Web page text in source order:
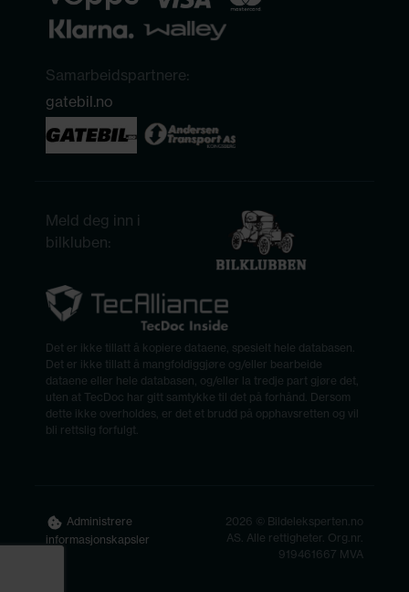
Samarbeidspartnere:
gatebil.no
Meld deg inn i
bilkluben:
Det er ikke tillatt å kopiere dataene, spesielt hele databasen.
Det er ikke tillatt å mangfoldiggjøre og/eller bearbeide
dataene eller hele databasen, og/eller la tredje part gjøre det,
uten at TecDoc har gitt samtykke til det på forhånd. Dersom
dette ikke overholdes, er det et brudd på opphavsretten og vil
bli rettslig forfulgt.
Administrere
informasjonskapsler
2026 © Bildeleksperten.no
AS. Alle rettigheter. Org.nr.
919461667 MVA